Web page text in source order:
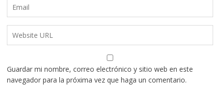
Guardar mi nombre, correo electrónico y sitio web en este
navegador para la próxima vez que haga un comentario.